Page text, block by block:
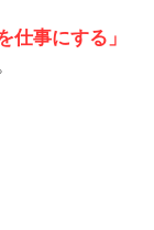
仕事にする」